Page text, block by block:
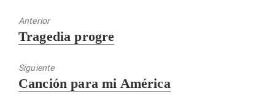
Anterior
Entrada
Tragedia progre
Siguiente
Entrada
Canción para mi América